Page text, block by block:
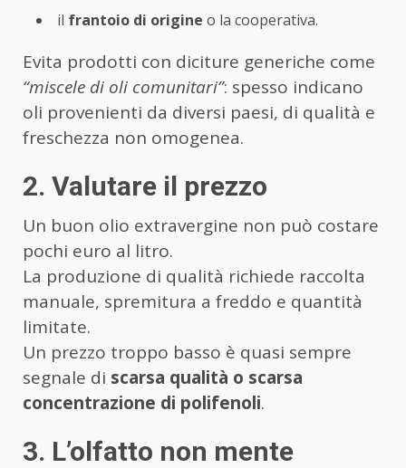
il frantoio di origine o la cooperativa.
Evita prodotti con diciture generiche come
“miscele di oli comunitari”: spesso indicano
oli provenienti da diversi paesi, di qualità e
freschezza non omogenea.
2. Valutare il prezzo
Un buon olio extravergine non può costare
pochi euro al litro.
La produzione di qualità richiede raccolta
manuale, spremitura a freddo e quantità
limitate.
Un prezzo troppo basso è quasi sempre
segnale di scarsa qualità o scarsa
concentrazione di polifenoli.
3. L’olfatto non mente